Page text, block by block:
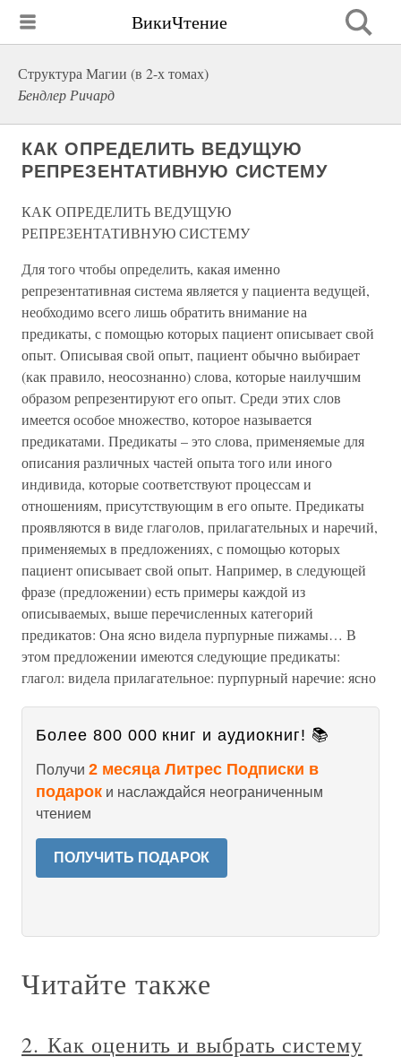
ВикиЧтение
Структура Магии (в 2-х томах)
Бендлер Ричард
КАК ОПРЕДЕЛИТЬ ВЕДУЩУЮ
РЕПРЕЗЕНТАТИВНУЮ СИСТЕМУ
КАК ОПРЕДЕЛИТЬ ВЕДУЩУЮ
РЕПРЕЗЕНТАТИВНУЮ СИСТЕМУ
Для того чтобы определить, какая именно
репрезентативная система является у пациента ведущей,
необходимо всего лишь обратить внимание на
предикаты, с помощью которых пациент описывает свой
опыт. Описывая свой опыт, пациент обычно выбирает
(как правило, неосознанно) слова, которые наилучшим
образом репрезентируют его опыт. Среди этих слов
имеется особое множество, которое называется
предикатами. Предикаты – это слова, применяемые для
описания различных частей опыта того или иного
индивида, которые соответствуют процессам и
отношениям, присутствующим в его опыте. Предикаты
проявляются в виде глаголов, прилагательных и наречий,
применяемых в предложениях, с помощью которых
пациент описывает свой опыт. Например, в следующей
фразе (предложении) есть примеры каждой из
описываемых, выше перечисленных категорий
предикатов: Она ясно видела пурпурные пижамы… В
этом предложении имеются следующие предикаты:
глагол: видела прилагательное: пурпурный наречие: ясно
Более 800 000 книг и аудиокниг! 📚
Получи 2 месяца Литрес Подписки в
подарок и наслаждайся неограниченным
чтением
ПОЛУЧИТЬ ПОДАРОК
Читайте также
2. Как оценить и выбрать систему